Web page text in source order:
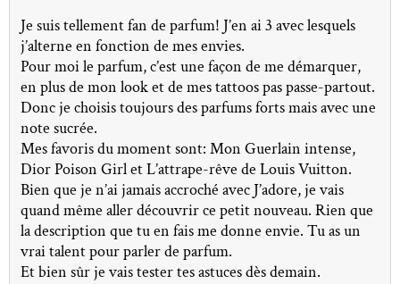
Je suis tellement fan de parfum! J’en ai 3 avec lesquels
j’alterne en fonction de mes envies.
Pour moi le parfum, c’est une façon de me démarquer,
en plus de mon look et de mes tattoos pas passe-partout.
Donc je choisis toujours des parfums forts mais avec une
note sucrée.
Mes favoris du moment sont: Mon Guerlain intense,
Dior Poison Girl et L’attrape-rêve de Louis Vuitton.
Bien que je n’ai jamais accroché avec J’adore, je vais
quand même aller découvrir ce petit nouveau. Rien que
la description que tu en fais me donne envie. Tu as un
vrai talent pour parler de parfum.
Et bien sûr je vais tester tes astuces dès demain.